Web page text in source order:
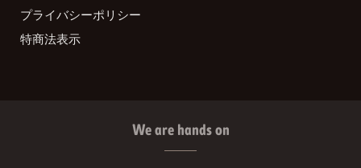
プライバシーポリシー
特商法表示
We are hands on